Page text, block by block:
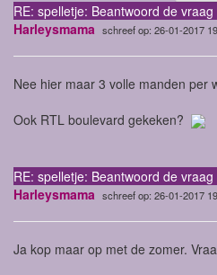
RE: spelletje: Beantwoord de vraag
Harleysmama schreef op: 26-01-2017
Nee hier maar 3 volle manden per
Ook RTL boulevard gekeken?
RE: spelletje: Beantwoord de vraag
Harleysmama schreef op: 26-01-2017
Ja kop maar op met de zomer.